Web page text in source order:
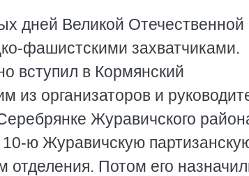
дней Великой Отечественной
фашистскими захватчиками.
вступил в Кормянский
из организаторов и
Журавичского
ю Журавичскую
отделения. Потом его